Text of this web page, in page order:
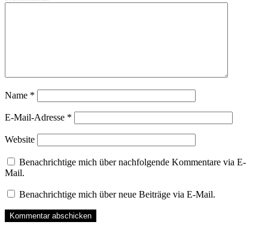
Name *
E-Mail-Adresse *
Website
Benachrichtige mich über nachfolgende Kommentare via E-
Mail.
Benachrichtige mich über neue Beiträge via E-Mail.